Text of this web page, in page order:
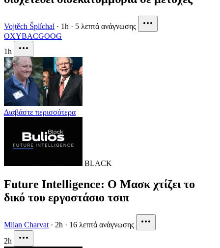
Vojtěch Šplíchal · 1h · 5 λεπτά ανάγνωσης
OXYBACGOOG
1h
Διαβάστε περισσότερα
BLACK
Future Intelligence: Ο Μασκ χτίζει το
δικό του εργοστάσιο τσιπ
Milan Charvat · 2h · 16 λεπτά ανάγνωσης
2h